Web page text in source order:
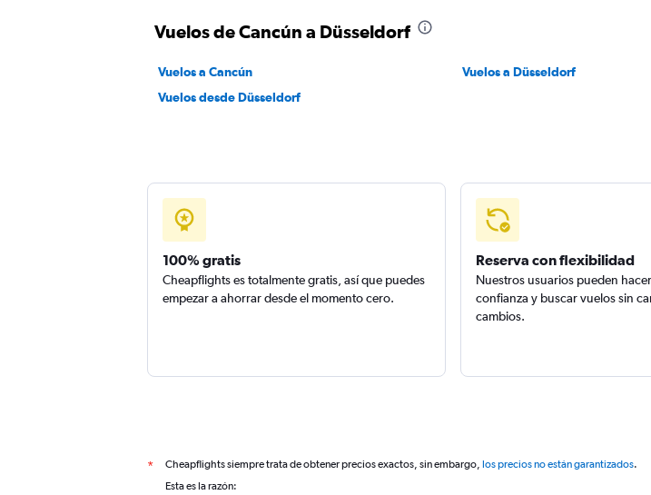
Vuelos de Cancún a Düsseldorf
Vuelos a Cancún Vuelos a Düsseldorf
Vuelos desde Düsseldorf
100% gratis
Cheapflights es totalmente gratis, así que puedes
empezar a ahorrar desde el momento cero.
Reserva con flexibilidad
Nuestros usuarios pueden
confianza y buscar vuelos sin
cambios.
* Cheapflights siempre trata de obtener precios exactos, sin embargo, los precios no están garantizados.
Esta es la razón: